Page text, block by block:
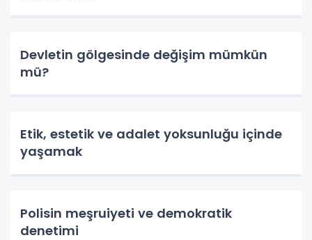
Devletin gölgesinde değişim mümkün
mü?
Etik, estetik ve adalet yoksunluğu içinde
yaşamak
Polisin meşruiyeti ve demokratik
denetimi